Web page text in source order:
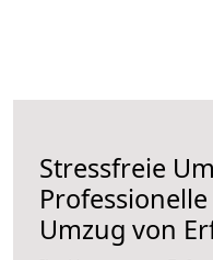
Stressfreie
Umzug von